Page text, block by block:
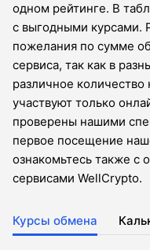
одном рейтинге. В
с выгодными курсами.
пожелания по сумме
сервиса, так как в
различное
участвуют только
проверены нашими
первое посещение
ознакомьтесь также с
сервисами WellCrypto.
Курсы обмена